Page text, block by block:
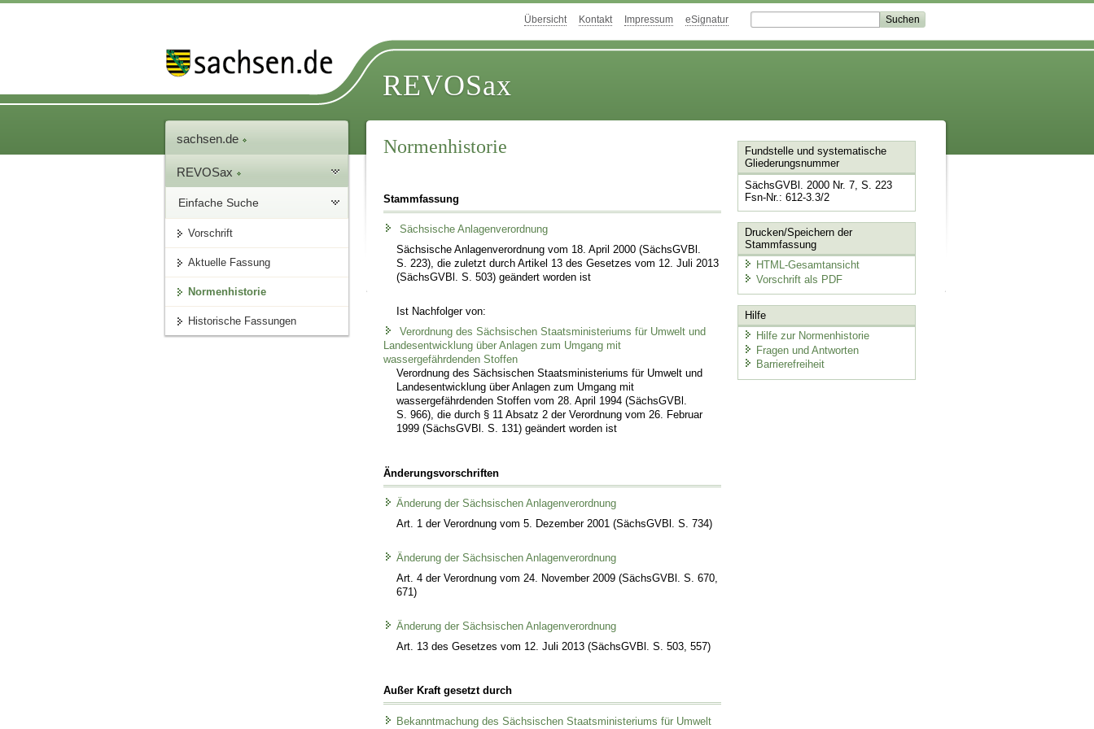
Übersicht Kontakt Impressum eSignatur
REVOSax
sachsen.de
REVOSax
Einfache Suche
Vorschrift
Aktuelle Fassung
Normenhistorie
Historische Fassungen
Normenhistorie
Stammfassung
Sächsische Anlagenverordnung
Sächsische Anlagenverordnung vom 18. April 2000 (SächsGVBl.
S. 223), die zuletzt durch Artikel 13 des Gesetzes vom 12. Juli 2013
(SächsGVBl. S. 503) geändert worden ist
Ist Nachfolger von:
Verordnung des Sächsischen Staatsministeriums für Umwelt und
Landesentwicklung über Anlagen zum Umgang mit
wassergefährdenden Stoffen
Verordnung des Sächsischen Staatsministeriums für Umwelt und
Landesentwicklung über Anlagen zum Umgang mit
wassergefährdenden Stoffen vom 28. April 1994 (SächsGVBl.
S. 966), die durch § 11 Absatz 2 der Verordnung vom 26. Februar
1999 (SächsGVBl. S. 131) geändert worden ist
Änderungsvorschriften
Änderung der Sächsischen Anlagenverordnung
Art. 1 der Verordnung vom 5. Dezember 2001 (SächsGVBl. S. 734)
Änderung der Sächsischen Anlagenverordnung
Art. 4 der Verordnung vom 24. November 2009 (SächsGVBl. S. 670,
671)
Änderung der Sächsischen Anlagenverordnung
Art. 13 des Gesetzes vom 12. Juli 2013 (SächsGVBl. S. 503, 557)
Außer Kraft gesetzt durch
Bekanntmachung des Sächsischen Staatsministeriums für Umwelt
Fundstelle und systematische
Gliederungsnummer
SächsGVBl. 2000 Nr. 7, S. 223
Fsn-Nr.: 612-3.3/2
Drucken/Speichern der
Stammfassung
HTML-Gesamtansicht
Vorschrift als PDF
Hilfe
Hilfe zur Normenhistorie
Fragen und Antworten
Barrierefreiheit